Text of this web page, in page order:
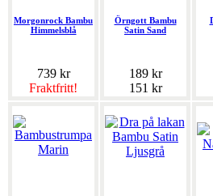
Morgonrock Bambu
Himmelsblå
739 kr
Fraktfritt!
Örngott Bambu
Satin Sand
189 kr
151 kr